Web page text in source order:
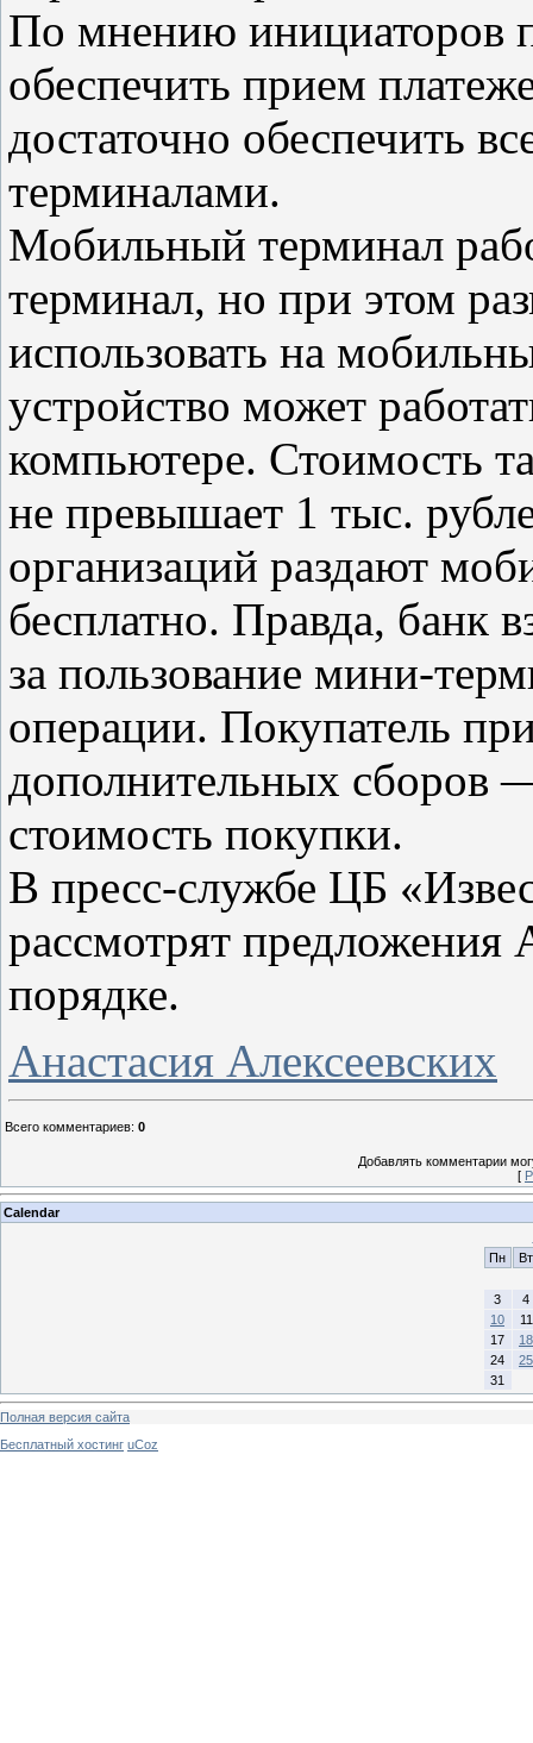
По мнению инициаторов
обеспечить прием
достаточно обеспечить
терминалами.
Мобильный терминал
терминал, но при этом
использовать на
устройство может
компьютере. Стоимость
не превышает 1 тыс.
организаций раздают
бесплатно. Правда, банк
за пользование мини-
операции. Покупатель
дополнительных сборов
стоимость покупки.
В пресс-службе ЦБ
рассмотрят предложения
порядке.
Анастасия Алексеевских
Всего комментариев: 0
Добавлять комментарии
[
Calendar
Пн
Вт
3
4
10
11
17
18
24
25
31
Полная версия сайта
Бесплатный хостинг uCoz